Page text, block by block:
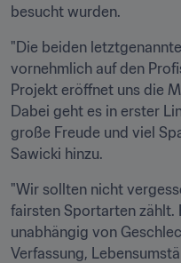
besucht wurden.
"Die beiden
vornehmlich auf den
Projekt eröffnet uns die
Dabei geht es in erster
große Freude und viel
Sawicki hinzu.
"Wir sollten nicht
fairsten Sportarten zählt.
unabhängig von
Verfassung,